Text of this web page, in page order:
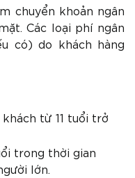
chuyển khoản ngân
Các loại phí ngân
có) do khách hàng
từ 11 tuổi trở
trong thời gian
lớn.